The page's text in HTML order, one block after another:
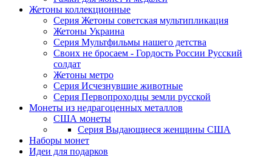
Жетоны коллекционные
Серия Жетоны советская мультипликация
Жетоны Украина
Серия Мультфильмы нашего детства
Своих не бросаем - Гордость России Русский
солдат
Жетоны метро
Серия Исчезнувшие животные
Серия Первопроходцы земли русской
Монеты из недрагоценных металлов
США монеты
Серия Выдающиеся женщины США
Наборы монет
Идеи для подарков